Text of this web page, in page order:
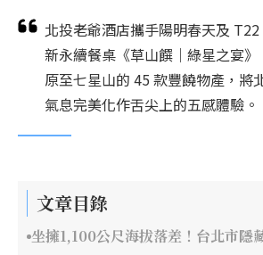
北投老爺酒店攜手陽明春天及
新永續餐桌《草山饌｜綠星之宴
原至七星山的 45 款豐饒物產，將
氣息完美化作舌尖上的五感體驗。
文章目錄
坐擁1,100公尺海拔落差！台北市隱